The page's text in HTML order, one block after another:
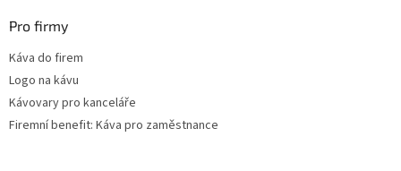
Pro firmy
Káva do firem
Logo na kávu
Kávovary pro kanceláře
Firemní benefit: Káva pro zaměstnance